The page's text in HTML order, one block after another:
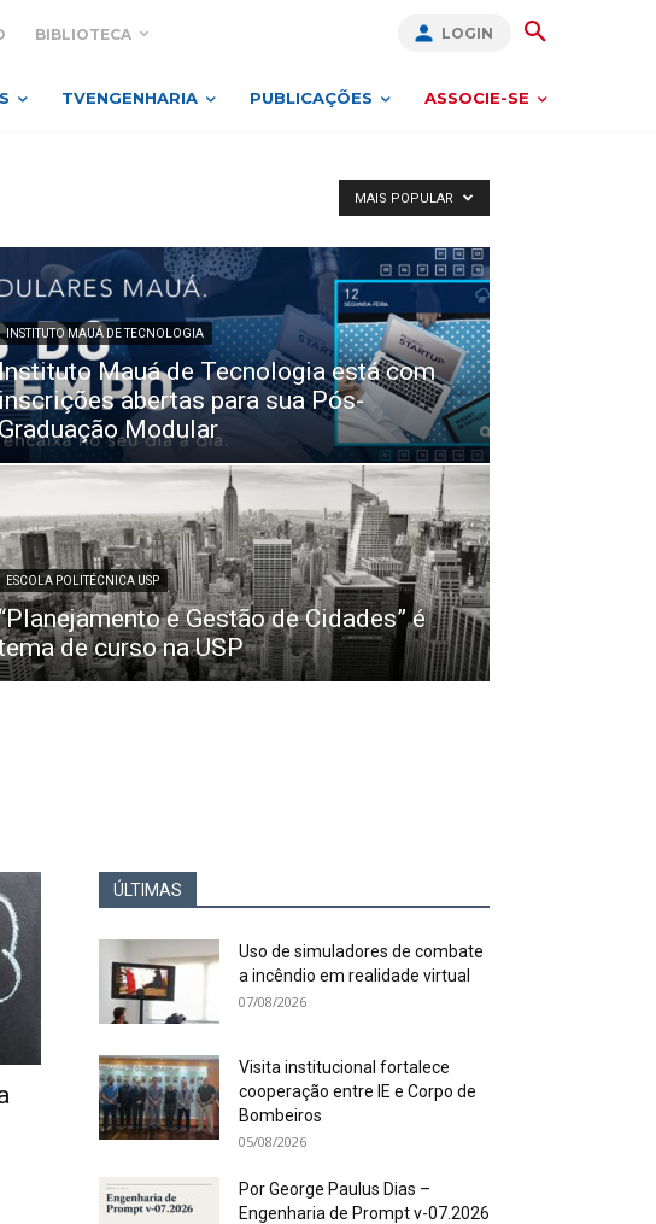
BIBLIOTECA LOGIN
TVENGENHARIA PUBLICAÇÕES ASSOCIE-SE
MAIS POPULAR
INSTITUTO MAUÁ DE TECNOLOGIA
Mauá de Tecnologia está com
abertas para sua Pós-
Modular
ESCOLA POLITÉCNICA USP
e Gestão de Cidades” é
de curso na USP
ÚLTIMAS
Uso de simuladores de combate
a incêndio em realidade virtual
07/08/2026
Visita institucional fortalece
cooperação entre IE e Corpo de
Bombeiros
05/08/2026
Por George Paulus Dias –
Engenharia de Prompt v-07.2026